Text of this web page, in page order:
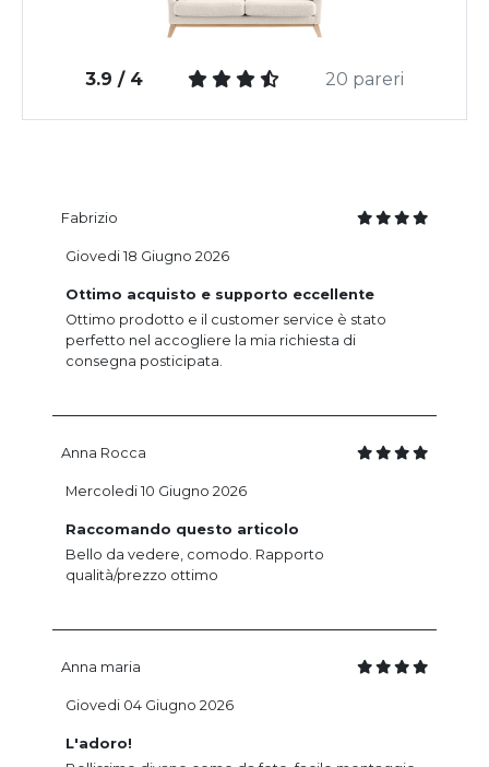
3.9 / 4 20 pareri
Fabrizio
Ottimo acquisto e supporto eccellente
Ottimo prodotto e il customer service è stato
perfetto nel accogliere la mia richiesta di
consegna posticipata.
Giovedi 18 Giugno 2026
Anna Rocca
Raccomando questo articolo
Bello da vedere, comodo. Rapporto
qualità/prezzo ottimo
Mercoledi 10 Giugno 2026
Anna maria
L'adoro!
Giovedi 04 Giugno 2026